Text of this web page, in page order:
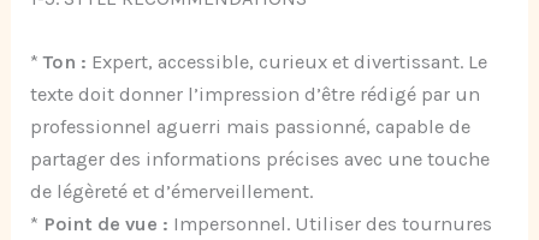
*Ton : Expert, accessible, curieux et divertissant. Le
texte doit donner l’impression d’être rédigé par un
professionnel aguerri mais passionné, capable de
partager des informations précises avec une touche
de légèreté et d’émerveillement.
* Point de vue : Impersonnel. Utiliser des tournures